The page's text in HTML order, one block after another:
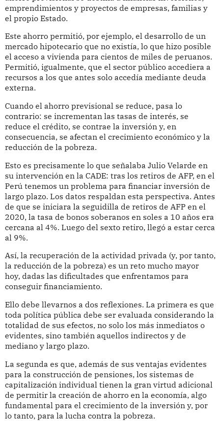
emprendimientos y proyectos de empresas, familias y
el propio Estado.
Este ahorro permitió, por ejemplo, el desarrollo de un
mercado hipotecario que no existía, lo que hizo posible
el acceso a vivienda para cientos de miles de peruanos.
Permitió, igualmente, que el sector público accediera a
recursos a los que antes solo accedía mediante deuda
externa.
Cuando el ahorro previsional se reduce, pasa lo
contrario: se incrementan las tasas de interés, se
reduce el crédito, se contrae la inversión y, en
consecuencia, se afectan el crecimiento económico y la
reducción de la pobreza.
Esto es precisamente lo que señalaba Julio Velarde en
su intervención en la CADE: tras los retiros de AFP, en el
Perú tenemos un problema para financiar inversión de
largo plazo. Los datos respaldan esta perspectiva. Antes
de que se iniciara la seguidilla de retiros de AFP en el
2020, la tasa de bonos soberanos en soles a 10 años era
cercana al 4%. Luego del sexto retiro, llegó a estar cerca
al 9%.
Así, la recuperación de la actividad privada (y, por tanto,
la reducción de la pobreza) es un reto mucho mayor
hoy, dadas las dificultades que enfrentamos para
conseguir financiamiento.
Ello debe llevarnos a dos reflexiones. La primera es que
toda política pública debe ser evaluada considerando la
totalidad de sus efectos, no solo los más inmediatos o
evidentes, sino también aquellos indirectos y de
mediano y largo plazo.
La segunda es que, además de sus ventajas evidentes
para la construcción de pensiones, los sistemas de
capitalización individual tienen la gran virtud adicional
de permitir la creación de ahorro en la economía, algo
fundamental para el crecimiento de la inversión y, por
lo tanto, para la lucha contra la pobreza.